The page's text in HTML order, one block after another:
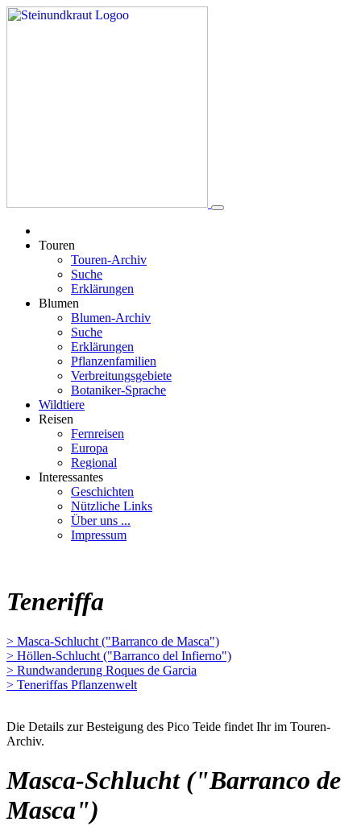
Touren
Touren-Archiv
Suche
Erklärungen
Blumen
Blumen-Archiv
Suche
Erklärungen
Pflanzenfamilien
Verbreitungsgebiete
Botaniker-Sprache
Wildtiere
Reisen
Fernreisen
Europa
Regional
Interessantes
Geschichten
Nützliche Links
Über uns ...
Impressum
Teneriffa
> Masca-Schlucht ("Barranco de Masca")
> Höllen-Schlucht ("Barranco del Infierno")
> Rundwanderung Roques de Garcia
> Teneriffas Pflanzenwelt
Die Details zur Besteigung des Pico Teide findet Ihr im Touren-
Archiv.
Masca-Schlucht ("Barranco de
Masca")